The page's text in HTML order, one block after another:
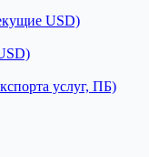
USD)
услуг, ПБ)